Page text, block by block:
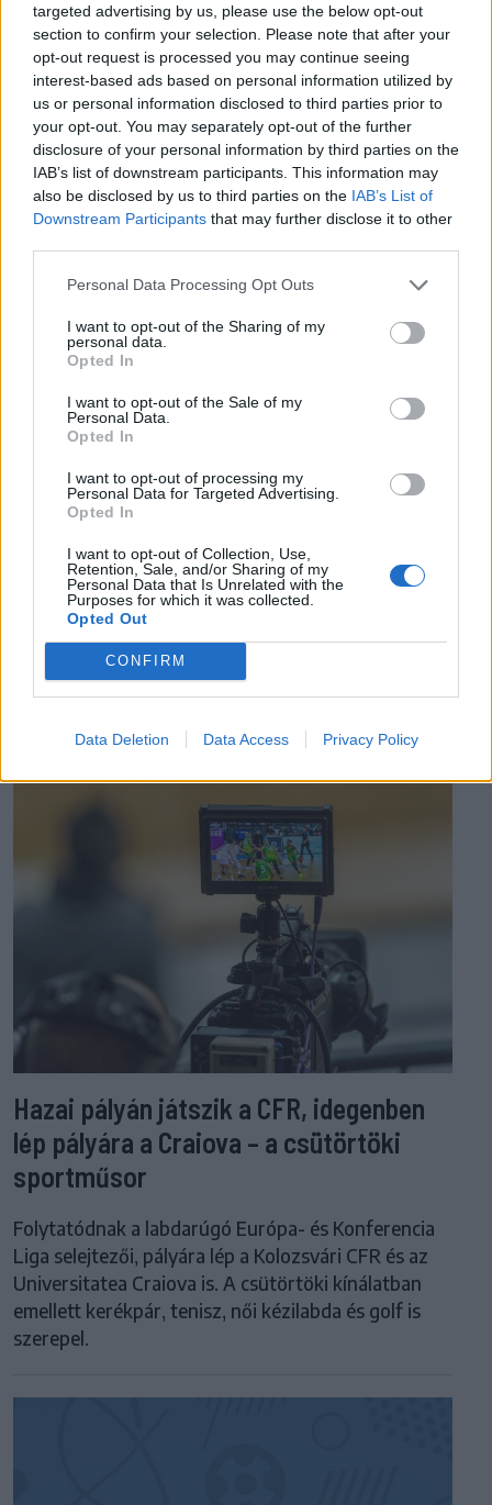
targeted advertising by us, please use the below opt-out
section to confirm your selection. Please note that after your
opt-out request is processed you may continue seeing
interest-based ads based on personal information utilized by
us or personal information disclosed to third parties prior to
your opt-out. You may separately opt-out of the further
disclosure of your personal information by third parties on the
IAB’s list of downstream participants. This information may
also be disclosed by us to third parties on the IAB’s List of
Downstream Participants that may further disclose it to other
Personal Data Processing Opt Outs
I want to opt-out of the Sharing of my
personal data.
Opted In
I want to opt-out of the Sale of my
Personal Data.
Opted In
I want to opt-out of processing my
Personal Data for Targeted Advertising.
Opted In
I want to opt-out of Collection, Use,
Retention, Sale, and/or Sharing of my
Personal Data that Is Unrelated with the
Purposes for which it was collected.
Opted Out
CONFIRM
Data Deletion Data Access Privacy Policy
FŐTÉR
Már csak 4-5 napig működhet a jelenlegi
körülmények között a cernavodai
atomerőmű
Százszázalékos kamatra adott kölcsönt a
letartóztatott uzsorás. Akár 40 fok is várható
vasárnap a nyugati országrészben.
EZ IS ÉRDEKELHETI
Hazai pályán játszik a CFR, idegenben
lép pályára a Craiova – a csütörtöki
sportműsor
Folytatódnak a labdarúgó Európa- és Konferencia
Liga selejtezői, pályára lép a Kolozsvári CFR és az
Universitatea Craiova is. A csütörtöki kínálatban
emellett kerékpár, tenisz, női kézilabda és golf is
szerepel.